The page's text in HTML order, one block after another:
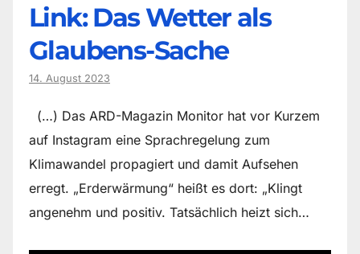
Link: Das Wetter als
Glaubens-Sache
14. August 2023
(…) Das ARD-Magazin Monitor hat vor Kurzem
auf Instagram eine Sprachregelung zum
Klimawandel propagiert und damit Aufsehen
erregt. „Erderwärmung“ heißt es dort: „Klingt
angenehm und positiv. Tatsächlich heizt sich…